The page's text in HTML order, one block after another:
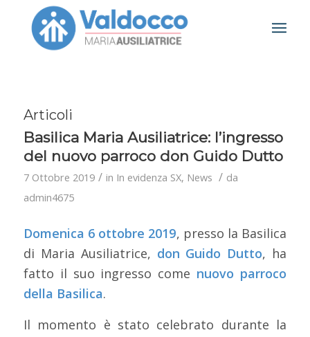
Articoli
Basilica Maria Ausiliatrice: l’ingresso
del nuovo parroco don Guido Dutto
7 Ottobre 2019 / in In evidenza SX, News / da
admin4675
Domenica 6 ottobre 2019, presso la Basilica
di Maria Ausiliatrice, don Guido Dutto, ha
fatto il suo ingresso come nuovo parroco
della Basilica.
Il momento è stato celebrato durante la